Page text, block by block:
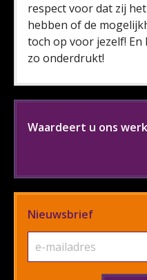
respect voor dat zij
hebben of de
toch op voor jezelf!
zo onderdrukt!
Waardeert u ons
Nieuwsbrief